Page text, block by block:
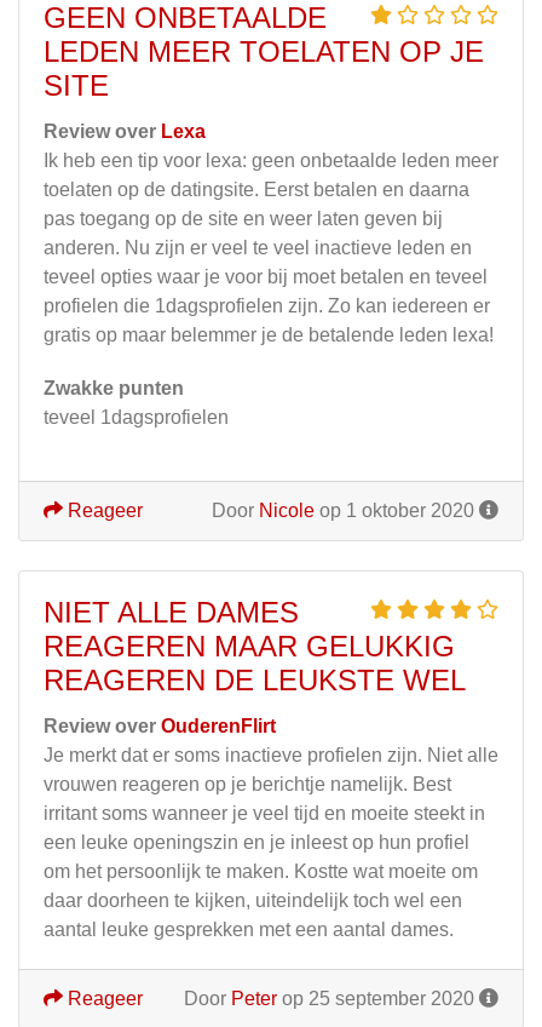
GEEN ONBETAALDE
LEDEN MEER TOELATEN OP JE
SITE
Review over Lexa
Ik heb een tip voor lexa: geen onbetaalde leden meer
toelaten op de datingsite. Eerst betalen en daarna
pas toegang op de site en weer laten geven bij
anderen. Nu zijn er veel te veel inactieve leden en
teveel opties waar je voor bij moet betalen en teveel
profielen die 1dagsprofielen zijn. Zo kan iedereen er
gratis op maar belemmer je de betalende leden lexa!
Zwakke punten
teveel 1dagsprofielen
Door Nicole op 1 oktober 2020
Reageer
NIET ALLE DAMES
REAGEREN MAAR GELUKKIG
REAGEREN DE LEUKSTE WEL
Review over OuderenFlirt
Je merkt dat er soms inactieve profielen zijn. Niet alle
vrouwen reageren op je berichtje namelijk. Best
irritant soms wanneer je veel tijd en moeite steekt in
een leuke openingszin en je inleest op hun profiel
om het persoonlijk te maken. Kostte wat moeite om
daar doorheen te kijken, uiteindelijk toch wel een
aantal leuke gesprekken met een aantal dames.
Door Peter op 25 september 2020
Reageer